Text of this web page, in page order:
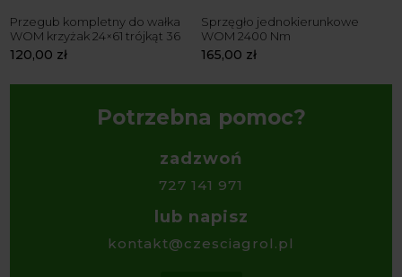
Przegub kompletny do wałka
WOM krzyżak 24×61 trójkąt 36
120,00 zł
Sprzęgło jednokierunkowe
WOM 2400 Nm
165,00 zł
Potrzebna pomoc?
zadzwoń
727 141 971
lub napisz
kontakt@czesciagrol.pl